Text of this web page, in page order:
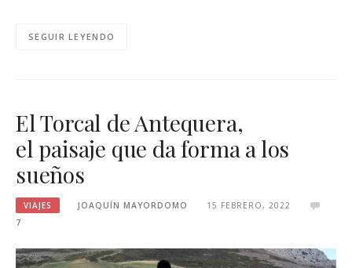
SEGUIR LEYENDO
El Torcal de Antequera,
el paisaje que da forma a los
sueños
VIAJES JOAQUÍN MAYORDOMO
15 FEBRERO, 2022
7